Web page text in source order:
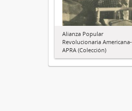
Alianza Popular
Revolucionaria Americana-
APRA (Colección)